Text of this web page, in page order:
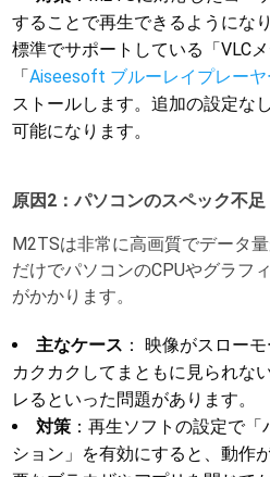
することで再生できるようにな
標準でサポートしている「VLC
「Aiseesoft ブルーレイプレーヤ
ストールします。追加の設定な
可能になります。
原因2：パソコンのスペック不足
M2TSは非常に高画質でデータ
だけでパソコンのCPUやグラフ
がかかります。
主なケース ： 映像がスロー
カクカクしてまともに見られな
レるといった問題があります。
対策 ：再生ソフトの設定で
ション」を有効にすると、動作